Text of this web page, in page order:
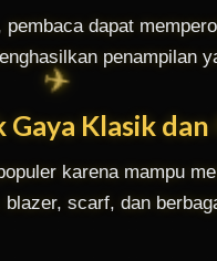
pembaca dapat
penampilan
Klasik
karena mampu
scarf, dan